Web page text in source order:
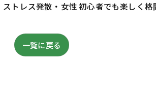
レス発散・女性 初心者でも楽しく格
一覧に戻る